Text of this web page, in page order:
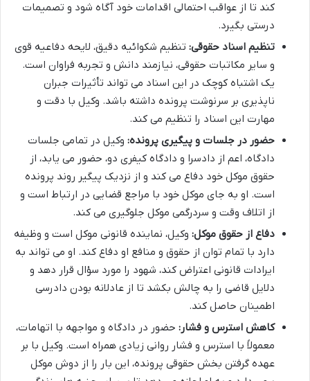
کند تا از عواقب احتمالی اقدامات خود آگاه شود و تصمیمات
درستی بگیرد.
تنظیم اسناد حقوقی: تنظیم شکوائیه دقیق، لایحه دفاعیه قوی
و سایر مکاتبات حقوقی، نیازمند دانش و تجربه فراوان است.
یک اشتباه کوچک در این اسناد می تواند تأثیرات جبران
ناپذیری بر سرنوشت پرونده داشته باشد. وکیل با دقت و
مهارت این اسناد را تنظیم می کند.
حضور در جلسات و پیگیری پرونده: وکیل در تمامی جلسات
دادگاه، اعم از دادسرا و دادگاه کیفری دو، حضور می یابد، از
حقوق موکل خود دفاع می کند و از نزدیک پیگیر روند پرونده
است. او به جای موکل خود با مراجع قضایی در ارتباط است و
از اتلاف وقت و سردرگمی موکل جلوگیری می کند.
دفاع از حقوق موکل: وکیل، نماینده قانونی موکل است و وظیفه
دارد با تمام توان از حقوق و منافع او دفاع کند. او می تواند به
ایرادات قانونی اعتراض کند، شهود را مورد سؤال قرار دهد و
دلایل قاضی را به چالش بکشد تا از عادلانه بودن دادرسی
اطمینان حاصل کند.
کاهش استرس و فشار: حضور در دادگاه و مواجهه با اتهامات،
معمولاً با استرس و فشار روانی زیادی همراه است. وکیل با بر
عهده گرفتن بخش حقوقی پرونده، این بار را از دوش موکل